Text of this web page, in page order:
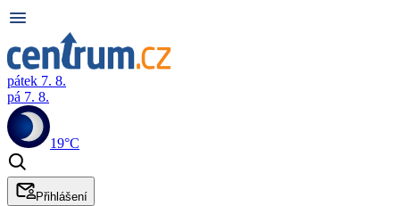
pátek 7. 8.
pá 7. 8.
19°C
Přihlášení